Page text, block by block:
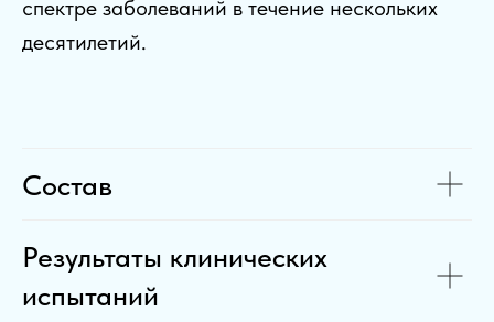
спектре заболеваний в течение нескольких
десятилетий.
Состав
Результаты клинических
испытаний